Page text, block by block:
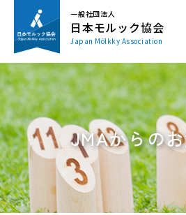
一般社団法人
日本モルック協会
Japan Mölkky Association
JMAからの